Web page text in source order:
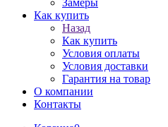
Замеры
Как купить
Назад
Как купить
Условия оплаты
Условия доставки
Гарантия на товар
О компании
Контакты